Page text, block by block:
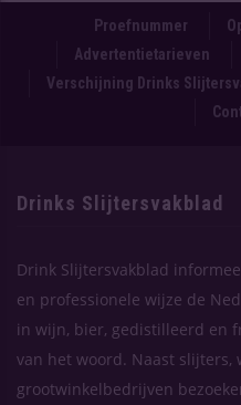
Proefnummer
Advertentietarieven
Verschijning Drinks
Drinks Slijtersvakblad
Drink Slijtersvakblad
en professionele wijze de
in wijn, bier, gedistilleerd en
van het woord. Naast
grootwinkelbedrijven